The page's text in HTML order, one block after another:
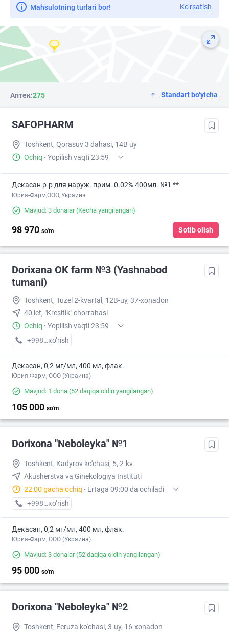
Mahsulotning turlari bor! Ko‘rsatish
Аптек:275 Standart bo‘yicha
SAFOPHARM
Toshkent, Qorasuv 3 dahasi, 14B uy
Ochiq · Yopilish vaqti 23:59
Декасан р-р для наруж. прим. 0.02% 400мл. №1 **
Юрия-Фарм,ООО, Украина
Mavjud: 3 donalar(Kecha yangilangan)
98 970 so'm Sotib olish
Dorixana OK farm №3 (Yashnabod
tumani)
Toshkent, Tuzel 2-kvartal, 12B-uy, 37-xonadon
40 let, "Kresitik" chorrahasi
Ochiq · Yopilish vaqti 23:59
+998 (90) XXX-XX-XX
кo’rish
Декасан, 0,2 мг/мл, 400 мл, флак.
Юрия-Фарм, ООО (Украина)
Mavjud: 1 dona (52 daqiqa oldin yangilangan)
105 000 so'm
Dorixona "Neboleyka" №1
Toshkent, Kadyrov ko'chasi, 5, 2-kv
Akusherstva va Ginekologiya Instituti
22:00 gacha ochiq · Ertaga 09:00 da ochiladi
+998 (71) XXX-XX-XX
кo’rish
Декасан, 0,2 мг/мл, 400 мл, флак.
Юрия-Фарм, ООО (Украина)
Mavjud: 3 donalar(52 daqiqa oldin yangilangan)
95 000 so'm
Dorixona "Neboleyka" №2
Toshkent, Feruza ko'chasi, 3-uy, 16-xonadon